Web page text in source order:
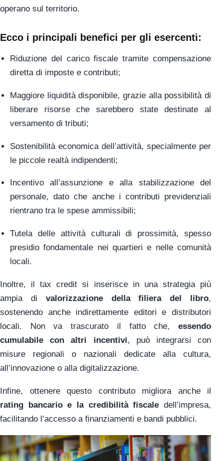
operano sul territorio.
Ecco i principali benefici per gli esercenti:
Riduzione del carico fiscale tramite compensazione
diretta di imposte e contributi;
Maggiore liquidità disponibile, grazie alla possibilità di
liberare risorse che sarebbero state destinate al
versamento di tributi;
Sostenibilità economica dell’attività, specialmente per
le piccole realtà indipendenti;
Incentivo all’assunzione e alla stabilizzazione del
personale, dato che anche i contributi previdenziali
rientrano tra le spese ammissibili;
Tutela delle attività culturali di prossimità, spesso
presidio fondamentale nei quartieri e nelle comunità
locali.
Inoltre, il tax credit si inserisce in una strategia più
ampia di valorizzazione della filiera del libro,
sostenendo anche indirettamente editori e distributori
locali. Non va trascurato il fatto che, essendo
cumulabile con altri incentivi, può integrarsi con
misure regionali o nazionali dedicate alla cultura,
all’innovazione o alla digitalizzazione.
Infine, ottenere questo contributo migliora anche il
rating bancario e la credibilità fiscale dell’impresa,
facilitando l’accesso a finanziamenti e bandi pubblici.